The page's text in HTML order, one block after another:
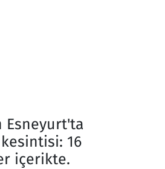
Esneyurt'ta
16
içerikte.